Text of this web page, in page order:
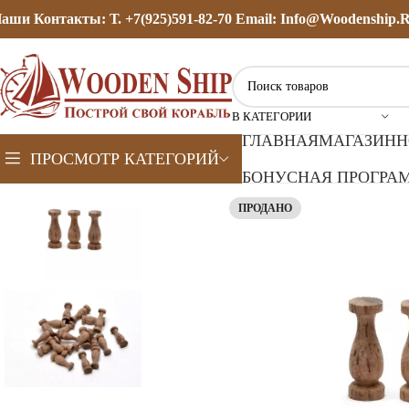
Контакты: Т. +7(925)591-82-70 Email:
В КАТЕГОРИИ
ПРОСМОТР КАТЕГОРИЙ
ГЛАВНАЯМАГАЗИН
БОНУСНАЯ
ПРОДАНО